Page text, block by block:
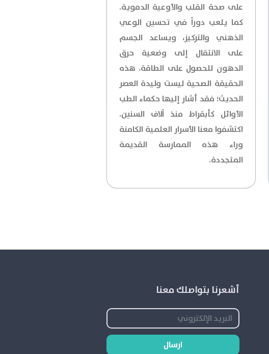
على صحة القلب والأوعية الدموية.
كما يلعب دوراً في تحسين الوعي
الذهني والتركيز، ويساعد الجسم
على الانتقال إلى وضعية حرق
الدهون للحصول على الطاقة. هذه
الحقيقة الصحية ليست وليدة العصر
الحديث؛ فقد أشار إليها حكماء الطب
الأوائل كأبقراط منذ آلاف السنين.
اكتشفوا معنا الأسرار العلمية الكامنة
وراء هذه الممارسة القديمة
المتجددة.
أشعرنا بتواصلك معنا
ارسال